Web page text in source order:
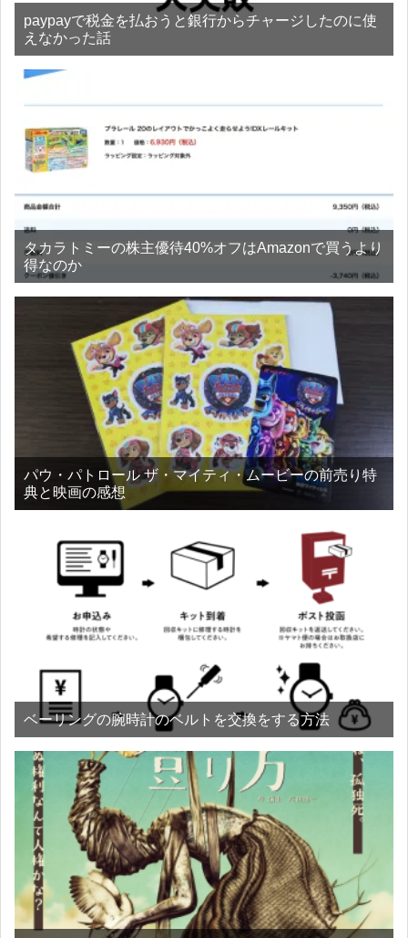
paypayで税金を払おうと銀行からチャージしたのに使
えなかった話
タカラトミーの株主優待40%オフはAmazonで買うより
得なのか
パウ・パトロール ザ・マイティ・ムービーの前売り特
典と映画の感想
ベーリングの腕時計のベルトを交換をする方法